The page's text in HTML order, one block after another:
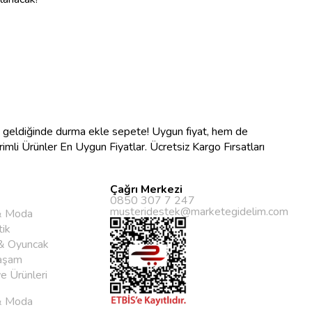
geldiğinde durma ekle sepete! Uygun fiyat, hem de
Ürünler En Uygun Fiyatlar. Ücretsiz Kargo Fırsatları
Moda
Oyuncak
Ürünleri
Moda
Çağrı Merkezi
0850 307 7 247
musteridestek@marketegidelim.com